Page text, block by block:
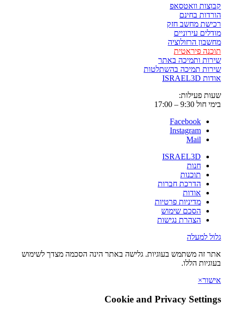
קבוצות וואטסאפ
הורדות בחינם
רכישת מחשב חזק
מודלים עירוניים
מחשבון הרזולוציה
תוכנה פיראטית
שירות ותמיכה באתר
שירות תמיכה בהשתלטות
אודות ISRAEL3D
שעות פעילות:
בימי חול 9:30 – 17:00
Facebook
Instagram
Mail
ISRAEL3D
חנות
תוכנות
הדרכת חברות
אודות
מדיניות פרטיות
הסכם שימוש
הצהרת נגישות
גלול למעלה
אתר זה משתמש בעוגיות. גלישה באתר הינה הסכמה מצדך לשימוש
בעוגיות הללו.
אישור×
Cookie and Privacy Settings